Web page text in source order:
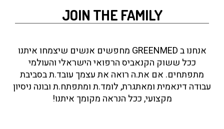
JOIN THE FAMILY​
אנחנו ב GREENMED מחפשים אנשים שיצמחו איתנו
ככל ששוק הקנאביס הרפואי הישראלי והעולמי
מתפתחים. אם את.ה רואה את עצמך עובד.ת בסביבת
עבודה דינאמית ומאתגרת, לומד.ת ומתפתח.ת ובונה ניסיון
מקצועי, ככל הנראה מקומך איתנו!